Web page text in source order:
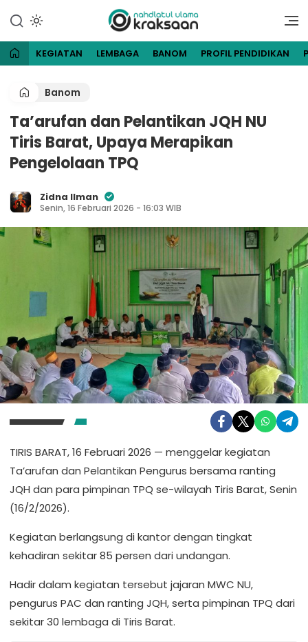
konten
NU Kraksaan
Website Resmi Pengurus
Kraksaan
KEGIATAN LEMBAGA BANOM PROFIL PENDIDIKAN
Banom
Ta’arufan dan Pelantikan JQH NU
Tiris Barat, Upaya Merapikan
Pengelolaan TPQ
Zidna Ilman
Senin, 16 Februari 2026 - 16:03 WIB
TIRIS BARAT, 16 Februari 2026 — menggelar kegiatan
Ta’arufan dan Pelantikan Pengurus bersama ranting
JQH dan para pimpinan TPQ se-wilayah Tiris Barat, Senin
(16/2/2026).
Kegiatan berlangsung di kantor dengan tingkat
kehadiran sekitar 85 persen dari undangan.
Hadir dalam kegiatan tersebut jajaran MWC NU,
pengurus PAC dan ranting JQH, serta pimpinan TPQ dari
sekitar 30 lembaga di Tiris Barat.